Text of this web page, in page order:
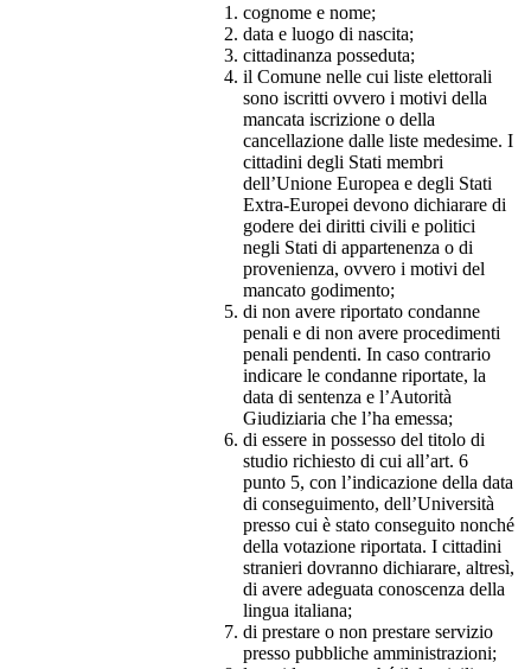
cognome e nome;
data e luogo di nascita;
cittadinanza posseduta;
il Comune nelle cui liste elettorali
sono iscritti ovvero i motivi della
mancata iscrizione o della
cancellazione dalle liste medesime. I
cittadini degli Stati membri
dell’Unione Europea e degli Stati
Extra-Europei devono dichiarare di
godere dei diritti civili e politici
negli Stati di appartenenza o di
provenienza, ovvero i motivi del
mancato godimento;
di non avere riportato condanne
penali e di non avere procedimenti
penali pendenti. In caso contrario
indicare le condanne riportate, la
data di sentenza e l’Autorità
Giudiziaria che l’ha emessa;
di essere in possesso del titolo di
studio richiesto di cui all’art. 6
punto 5, con l’indicazione della data
di conseguimento, dell’Università
presso cui è stato conseguito nonché
della votazione riportata. I cittadini
stranieri dovranno dichiarare, altresì,
di avere adeguata conoscenza della
lingua italiana;
di prestare o non prestare servizio
presso pubbliche amministrazioni;